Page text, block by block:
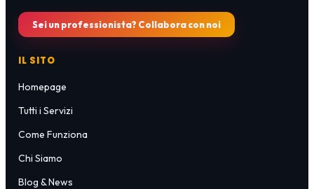
Sei un professionista? Collabora con noi
IL SITO
Homepage
Tutti i Servizi
Come Funziona
Chi Siamo
Blog & News